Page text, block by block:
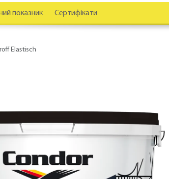
показник Сертифікати
Elastisch